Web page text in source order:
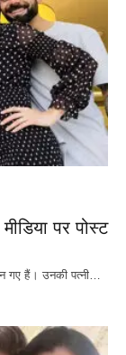
पर पोस्ट
गए हैं। उनकी पत्नी…